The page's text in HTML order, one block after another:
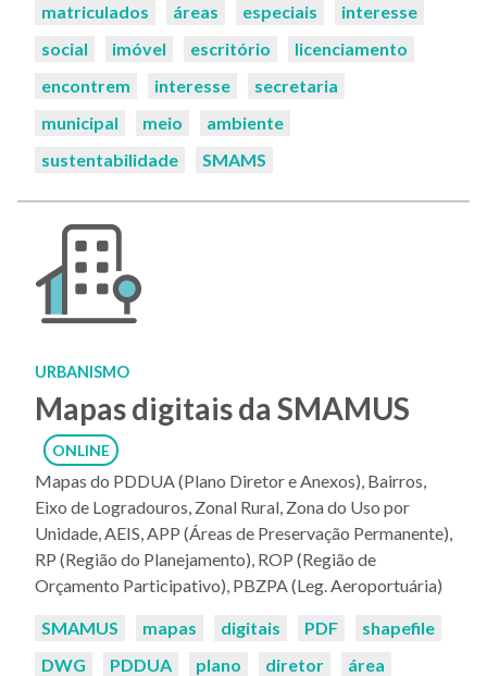
matriculados
áreas especiais
interesse
social
imóvel escritório
licenciamento
encontrem
interesse
secretaria
municipal
meio
ambiente
sustentabilidade
SMAMS
URBANISMO
Mapas digitais da SMAMUS
ONLINE
Mapas do PDDUA (Plano Diretor e Anexos), Bairros,
Eixo de Logradouros, Zonal Rural, Zona do Uso por
Unidade, AEIS, APP (Áreas de Preservação Permanente),
RP (Região do Planejamento), ROP (Região de
Orçamento Participativo), PBZPA (Leg. Aeroportuária)
Palavras-
SMAMUS mapas digitais PDF
shapefile
DWG
PDDUA plano diretor
área